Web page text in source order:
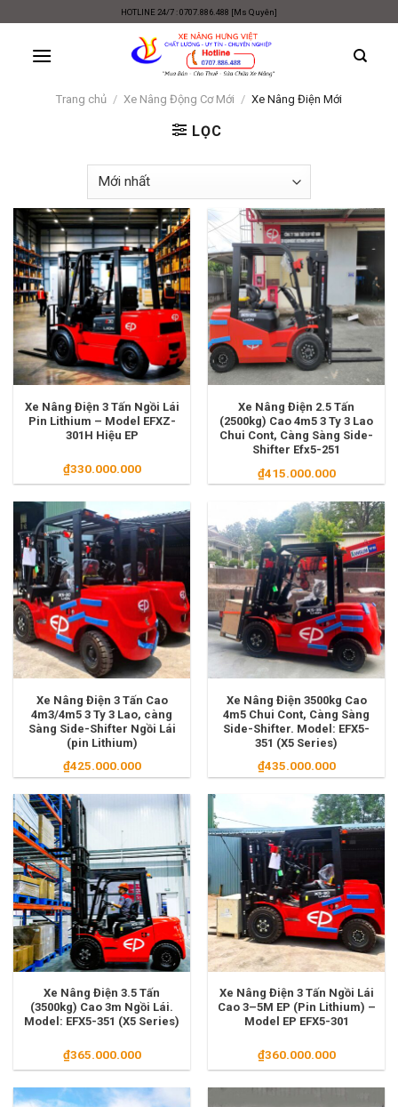
content
HOTLINE 24/7 : 0707.886.488 [Ms Quyên]
Trang chủ / Xe Nâng Động Cơ Mới / Xe Nâng Điện Mới
LỌC
Xe Nâng Điện 3 Tấn Ngồi Lái
Pin Lithium – Model EFXZ-
301H Hiệu EP
₫330.000.000
Xe Nâng Điện 2.5 Tấn
(2500kg) Cao 4m5 3 Ty 3 Lao
Chui Cont, Càng Sàng Side-
Shifter Efx5-251
₫415.000.000
Xe Nâng Điện 3 Tấn Cao
4m3/4m5 3 Ty 3 Lao, càng
Sàng Side-Shifter Ngồi Lái
(pin Lithium)
₫425.000.000
Xe Nâng Điện 3500kg Cao
4m5 Chui Cont, Càng Sàng
Side-Shifter. Model: EFX5-
351 (X5 Series)
₫435.000.000
Xe Nâng Điện 3.5 Tấn
(3500kg) Cao 3m Ngồi Lái.
Model: EFX5-351 (X5 Series)
₫365.000.000
Xe Nâng Điện 3 Tấn Ngồi Lái
Cao 3–5M EP (Pin Lithium) –
Model EP EFX5-301
₫360.000.000